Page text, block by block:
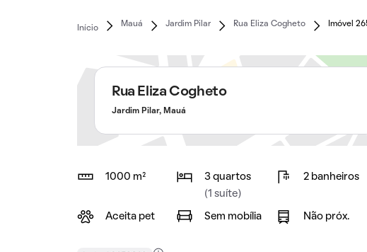
Início
Mauá Jardim Pilar Rua Eliza Cogheto Imóvel
Rua Eliza Cogheto
Jardim Pilar, Mauá
1000 m²
3 quartos
(1 suíte)
2 banheiros
Aceita pet Sem mobília Não próx.